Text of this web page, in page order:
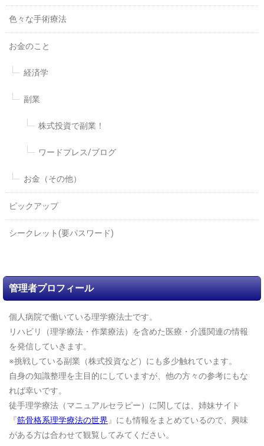
色々な手術療法
お金のこと
経済学
副業
株式投資で副業！
ワードプレス/ブログ
お金（その他）
ピックアップ
シークレット(要パスワード)
管理者プロフィール
個人病院で働いている理学療法士です。
リハビリ（理学療法・作業療法）を含めた医療・介護関連の情報
を発信していきます。
※挑戦している副業（株式投資など）にも多少触れています。
自身の知識整理を主目的にしていますが、他の方々の参考にもな
れば幸いです。
徒手理学療法（マニュアルセラピー）に関しては、姉妹サイト
『筋骨格系理学療法の世界』にも情報をまとめているので、興味
がある方は合わせて観覧してみてください。